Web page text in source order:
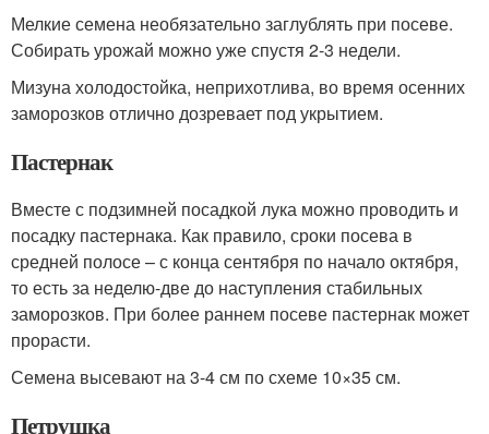
Мелкие семена необязательно заглублять при посеве.
Собирать урожай можно уже спустя 2-3 недели.
Мизуна холодостойка, неприхотлива, во время осенних
заморозков отлично дозревает под укрытием.
Пастернак
Вместе с подзимней посадкой лука можно проводить и
посадку пастернака. Как правило, сроки посева в
средней полосе – с конца сентября по начало октября,
то есть за неделю-две до наступления стабильных
заморозков. При более раннем посеве пастернак может
прорасти.
Семена высевают на 3-4 см по схеме 10×35 см.
Петрушка